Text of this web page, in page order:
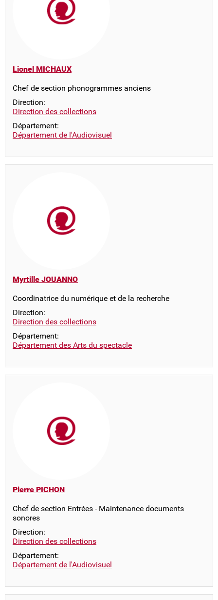
Lionel MICHAUX
Chef de section phonogrammes anciens
Direction:
Direction des collections
Département:
Département de l'Audiovisuel
Myrtille JOUANNO
Coordinatrice du numérique et de la recherche
Direction:
Direction des collections
Département:
Département des Arts du spectacle
Pierre PICHON
Chef de section Entrées - Maintenance documents
sonores
Direction:
Direction des collections
Département:
Département de l'Audiovisuel